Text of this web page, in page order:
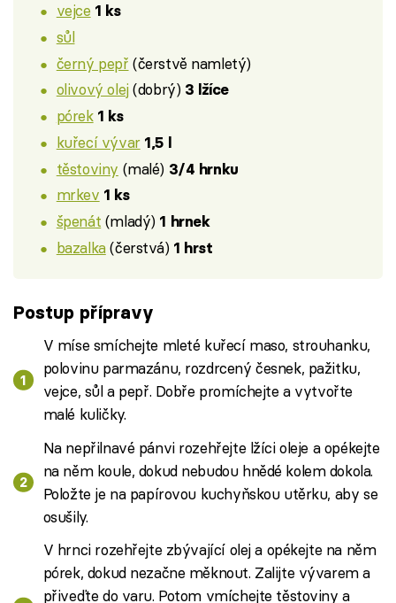
vejce 1 ks
sůl
černý pepř (čerstvě namletý)
olivový olej(dobrý) 3 lžíce
pórek 1 ks
kuřecí vývar 1,5 l
těstoviny (malé) 3/4 hrnku
mrkev 1 ks
špenát (mladý) 1 hrnek
bazalka(čerstvá) 1 hrst
Postup přípravy
V míse smíchejte mleté kuřecí maso, strouhanku,
polovinu parmazánu, rozdrcený česnek, pažitku,
vejce, sůl a pepř. Dobře promíchejte a vytvořte
malé kuličky.
Na nepřilnavé pánvi rozehřejte lžíci oleje a opékejte
na něm koule, dokud nebudou hnědé kolem dokola.
Položte je na papírovou kuchyňskou utěrku, aby se
osušily.
V hrnci rozehřejte zbývající olej a opékejte na něm
pórek, dokud nezačne měknout. Zalijte vývarem a
přiveďte do varu. Potom vmíchejte těstoviny a